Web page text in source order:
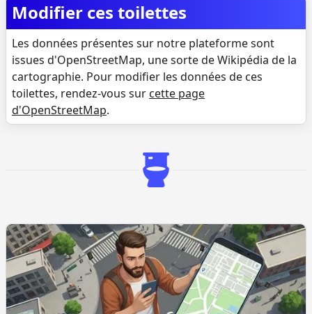
Modifier ces toilettes
Les données présentes sur notre plateforme sont
issues d'OpenStreetMap, une sorte de Wikipédia de la
cartographie. Pour modifier les données de ces
toilettes, rendez-vous sur cette page
d'OpenStreetMap.